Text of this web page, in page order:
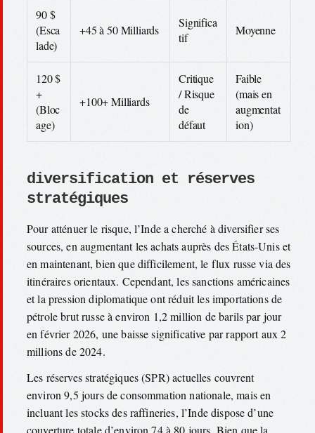
90 $
(Esca
lade)
+45 à 50 Milliards
Significa
tif
Moyenne
120 $
+
(Bloc
age)
+100+ Milliards
Critique
/ Risque
de
défaut
Faible
(mais en
augmentat
ion)
diversification et réserves
stratégiques
Pour atténuer le risque, l’Inde a cherché à diversifier ses
sources, en augmentant les achats auprès des États-Unis et
en maintenant, bien que difficilement, le flux russe via des
itinéraires orientaux. Cependant, les sanctions américaines
et la pression diplomatique ont réduit les importations de
pétrole brut russe à environ 1,2 million de barils par jour
en février 2026, une baisse significative par rapport aux 2
millions de 2024.
Les réserves stratégiques (SPR) actuelles couvrent
environ 9,5 jours de consommation nationale, mais en
incluant les stocks des raffineries, l’Inde dispose d’une
couverture totale d’environ 74 à 80 jours. Bien que la